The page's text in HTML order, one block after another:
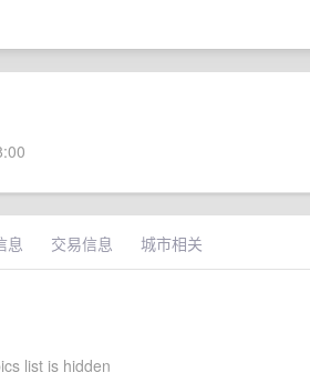
息 交易信息 城市相关
list is hidden